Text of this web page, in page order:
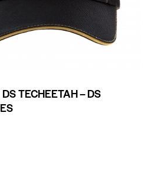
TECHEETAH – DS